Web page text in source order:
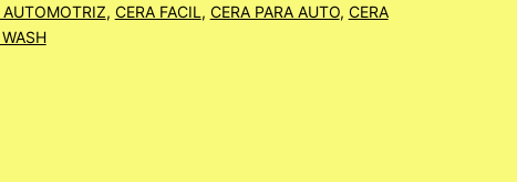
AUTOMOTRIZ, CERA FACIL , CERA PARA AUTO, CERA